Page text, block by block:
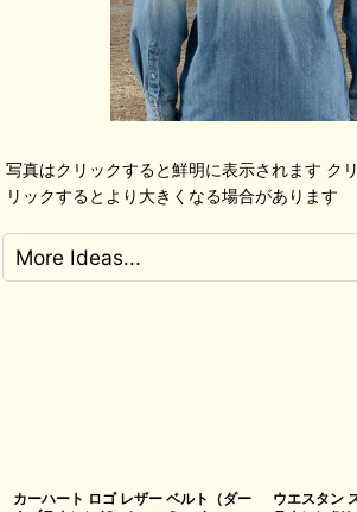
写真はクリックすると鮮明に表示されます ク
リックするとより大きくなる場合があります
More Ideas...
カーハート ロゴ レザー ベルト（ダー
ウエスタン